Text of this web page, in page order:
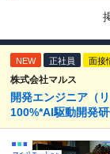
NEW 正社員 面接
株式会社マルス
開発エンジニア（
100%*AI駆動開発